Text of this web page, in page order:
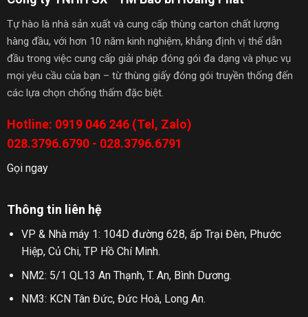
Tự hào là nhà sản xuất và cung cấp thùng carton chất lượng
hàng đầu, với hơn 10 năm kinh nghiệm, khẳng định vị thế dẫn
đầu trong việc cung cấp giải pháp đóng gói đa dạng và phục vụ
mọi yêu cầu của bạn – từ thùng giấy đóng gói truyền thống đến
các lựa chọn chống thấm đặc biệt.
Hotline: 0919 046 246 (Tel, Zalo)
028.3796.6790 - 028.3796.6791
Gọi ngay
Thông tin liên hệ
VP & Nhà máy 1: 104D đường 628, ấp Trại Đèn, Phước
Hiệp, Củ Chi, TP Hồ Chí Minh.
NM2: 5/1 QL13 An Thạnh, T. An, Bình Dương.
NM3: KCN Tân Đức, Đức Hoà, Long An.